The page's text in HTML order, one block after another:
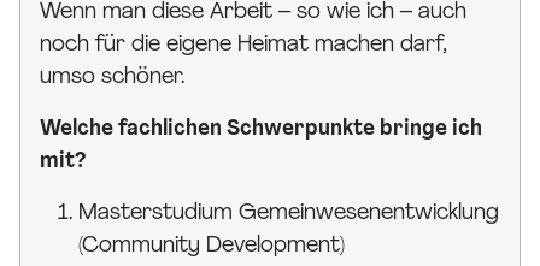
Wenn man diese Arbeit – so wie ich – auch
noch für die eigene Heimat machen darf,
umso schöner.
Welche fachlichen Schwerpunkte bringe ich
mit?
Masterstudium Gemeinwesenentwicklung
(Community Development)